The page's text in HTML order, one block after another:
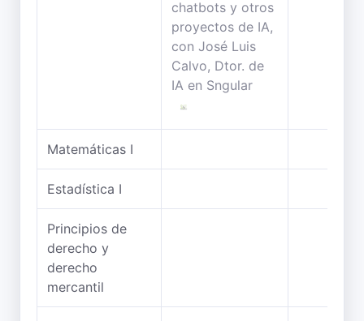
Matemáticas I
Estadística I
Principios de
derecho y
derecho
mercantil